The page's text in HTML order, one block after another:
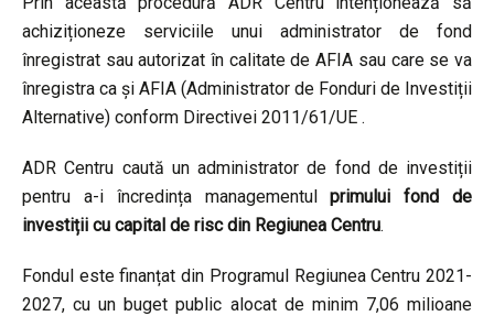
achiziționeze serviciile unui administrator de fond
înregistrat sau autorizat în calitate de AFIA sau care se va
înregistra ca și AFIA (Administrator de Fonduri de Investiții
Alternative) conform Directivei 2011/61/UE .
ADR Centru caută un administrator de fond de investiții
pentru a-i încredința managementulprimului fond de
investiții cu capital de risc din Regiunea Centru.
Fondul este finanțat din Programul Regiunea Centru 2021-
2027, cu un buget public alocat de minim 7,06 milioane